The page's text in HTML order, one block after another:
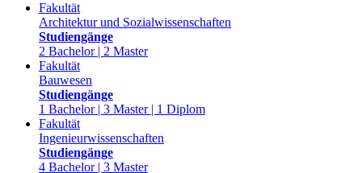
Fakultät
Architektur und Sozialwissenschaften
Studiengänge
2 Bachelor | 2 Master
Fakultät
Bauwesen
Studiengänge
1 Bachelor | 3 Master | 1 Diplom
Fakultät
Ingenieurwissenschaften
Studiengänge
4 Bachelor | 3 Master